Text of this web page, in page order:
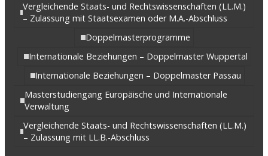
Vergleichende Staats- und Rechtswissenschaften (LL.M.)
– Zulassung mit Staatsexamen oder M.A.-Abschluss
Doppelmasterprogramme
Internationale Beziehungen – Doppelmaster Wuppertal
Internationale Beziehungen – Doppelmaster Passau
Masterstudiengang Europäische und Internationale
Verwaltung
Vergleichende Staats- und Rechtswissenschaften (LL.M.)
– Zulassung mit LL.B.-Abschluss